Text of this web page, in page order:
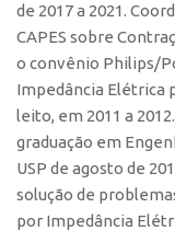
CPEs
INCTs
InovaUSP
Comunicação
de 2017 a 2021.
CAPES sobre
o convênio Philips/
Impedância Elétrica
leito, em 2011 a
graduação em
USP de agosto de
solução de
por Impedância